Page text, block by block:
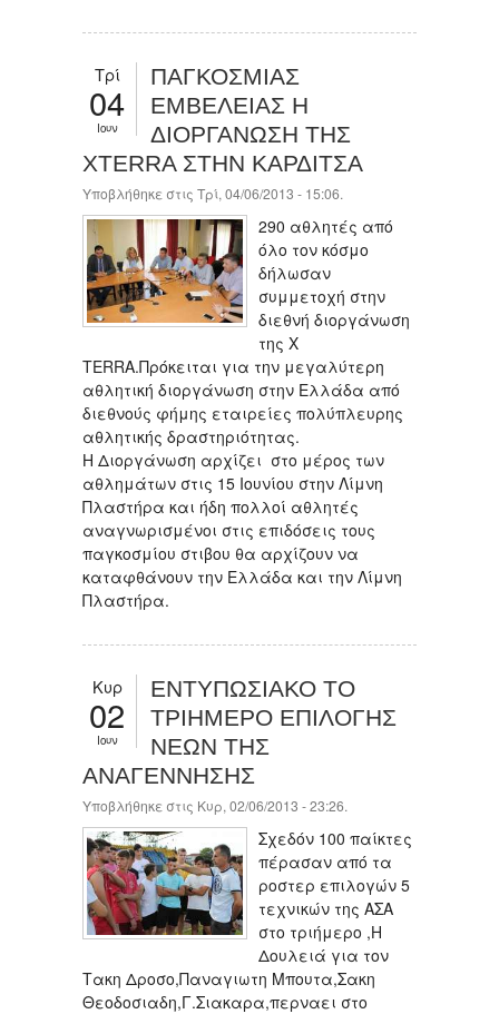
Τρί
04
Ιουν
ΠΑΓΚΟΣΜΙΑΣ
ΕΜΒΕΛΕΙΑΣ Η
ΔΙΟΡΓΑΝΩΣΗ ΤΗΣ
XTERRA ΣΤΗΝ ΚΑΡΔΙΤΣΑ
Υποβλήθηκε στις Τρί, 04/06/2013 - 15:06.
290 αθλητές από
όλο τον κόσμο
δήλωσαν
συμμετοχή στην
διεθνή διοργάνωση
της X
TERRA.Πρόκειται για την μεγαλύτερη
αθλητική διοργάνωση στην Ελλάδα από
διεθνούς φήμης εταιρείες πολύπλευρης
αθλητικής δραστηριότητας.
Η Διοργάνωση αρχίζει στο μέρος των
αθλημάτων στις 15 Ιουνίου στην Λίμνη
Πλαστήρα και ήδη πολλοί αθλητές
αναγνωρισμένοι στις επιδόσεις τους
παγκοσμίου στιβου θα αρχίζουν να
καταφθάνουν την Ελλάδα και την Λίμνη
Πλαστήρα.
Κυρ
02
Ιουν
ΕΝΤΥΠΩΣΙΑΚΟ ΤΟ
ΤΡΙΗΜΕΡΟ ΕΠΙΛΟΓΗΣ
ΝΕΩΝ ΤΗΣ
ΑΝΑΓΕΝΝΗΣΗΣ
Υποβλήθηκε στις Κυρ, 02/06/2013 - 23:26.
Σχεδόν 100 παίκτες
πέρασαν από τα
ροστερ επιλογών 5
τεχνικών της ΑΣΑ
στο τριήμερο ,Η
Δουλειά για τον
Τακη Δροσο,Παναγιωτη Μπουτα,Σακη
Θεοδοσιαδη,Γ.Σιακαρα,περναει στο